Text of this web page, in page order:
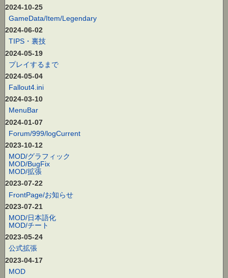
2024-10-25
GameData/Item/Legendary
2024-06-02
TIPS・裏技
2024-05-19
プレイするまで
2024-05-04
Fallout4.ini
2024-03-10
MenuBar
2024-01-07
Forum/999/logCurrent
2023-10-12
MOD/グラフィック
MOD/BugFix
MOD/拡張
2023-07-22
FrontPage/お知らせ
2023-07-21
MOD/日本語化
MOD/チート
2023-05-24
公式拡張
2023-04-17
MOD